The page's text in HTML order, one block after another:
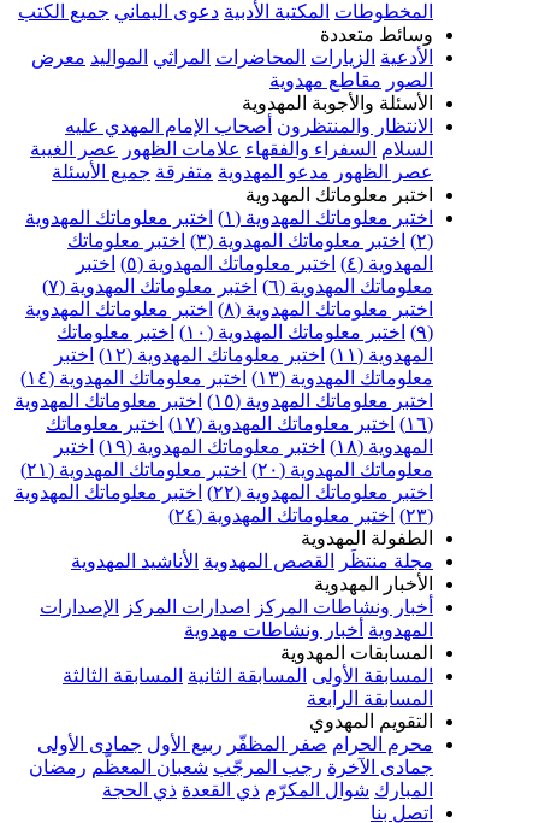
المكتبة الأدبية دعوى اليماني جميع الكتب
متعددة
الزيارات المحاضرات المراثي المواليد معرض
مقاطع مهدوية
والأجوبة المهدوية
والمنتظرون أصحاب الإمام المهدي عليه
السفراء والفقهاء علامات الظهور عصر الغيبة
مدعو المهدوية متفرقة جميع الأسئلة
معلوماتك المهدوية
معلوماتك المهدوية (١)
اختبر معلوماتك المهدوية
اختبر معلوماتك المهدوية (٣)
اختبر معلوماتك
اختبر معلوماتك المهدوية (٥)
اختبر
المهدوية (٦)
اختبر معلوماتك المهدوية (٧)
معلوماتك المهدوية (٨)
اختبر معلوماتك المهدوية
اختبر معلوماتك المهدوية (١٠)
اختبر معلوماتك
اختبر معلوماتك المهدوية (١٢)
اختبر
المهدوية (١٣)
اختبر معلوماتك المهدوية (١٤)
معلوماتك المهدوية (١٥)
اختبر معلوماتك المهدوية
اختبر معلوماتك المهدوية (١٧)
اختبر معلوماتك
اختبر معلوماتك المهدوية (١٩)
اختبر
المهدوية (٢٠)
اختبر معلوماتك المهدوية (٢١)
معلوماتك المهدوية (٢٢)
اختبر معلوماتك المهدوية
اختبر معلوماتك المهدوية (٢٤)
المهدوية
منتظَر
القصص المهدوية الأناشيد المهدوية
المهدوية
ونشاطات المركز اصدارات المركز الإصدارات
أخبار ونشاطات مهدوية
المهدوية
الأولى المسابقة الثانية المسابقة الثالثة
الرابعة
المهدوي
الحرام
صفر المظفّر ربيع الأول جمادى الأولى
رجب المرجّب شعبان المعظّم رمضان
شوال المكرّم ذي القعدة ذي الحجة